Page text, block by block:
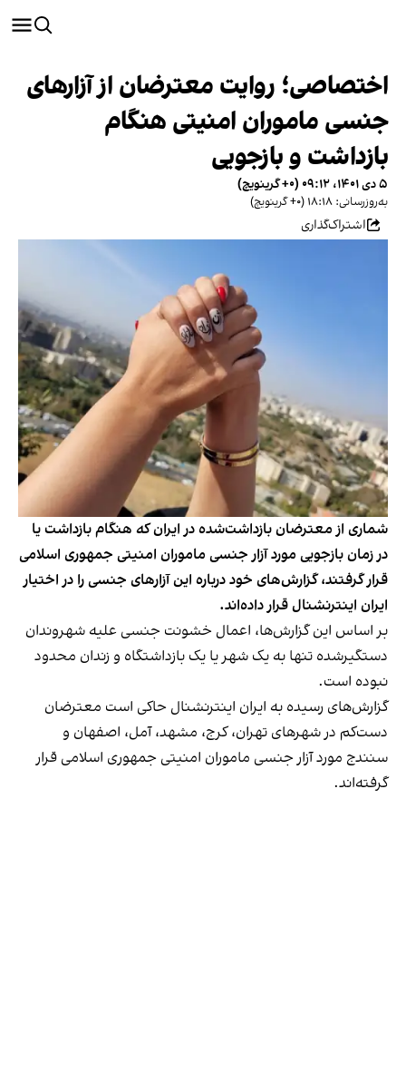
اختصاصی؛ روایت معترضان از آزارهای
جنسی ماموران امنیتی هنگام
بازداشت و بازجویی
۵ دی ۱۴۰۱، ۰۹:۱۲ (‎+۰ گرینویچ)
به‌روزرسانی: ۱۸:۱۸ (‎+۰ گرینویچ)
اشتراک‌گذاری
شماری از معترضان بازداشت‌شده در ایران که هنگام بازداشت یا
در زمان بازجویی مورد آزار جنسی ماموران امنیتی جمهوری اسلامی
قرار گرفتند، گزارش‌های خود درباره این آزارهای جنسی را در اختیار
ایران اینترنشنال قرار داده‌اند.
بر اساس این گزارش‌ها، اعمال خشونت جنسی علیه شهروندان
دستگیرشده تنها به یک شهر یا یک بازداشتگاه و زندان محدود
نبوده است.
گزارش‌های رسیده به ایران اینترنشنال حاکی است معترضان
دست‌کم در شهرهای تهران، ‌کرج، مشهد، آمل،‌ اصفهان و
سنندج مورد آزار جنسی ماموران امنیتی جمهوری اسلامی قرار
گرفته‌اند.